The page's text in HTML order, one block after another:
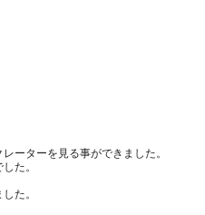
ーターを見る事ができました。
た。
た。